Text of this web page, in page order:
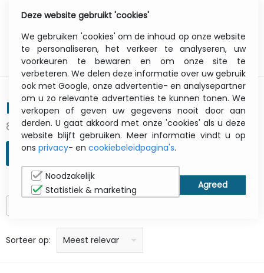
BROADCOM
81 gevonden resultaten
ZOEKOPDRACHT VERFIJNEN
Sorteer op: prijs: laag naar hoog
prijs: Hoog naar laag
Alfabetisch: A - Z
Alfabetisch: Z - A
Fabricant
Meest relevant
Deze website gebruikt 'cookies'
We gebruiken 'cookies' om de inhoud op onze website
te personaliseren, het verkeer te analyseren, uw
voorkeuren te bewaren en om onze site te
verbeteren. We delen deze informatie over uw gebruik
ook met Google, onze advertentie- en analysepartner
om u zo relevante advertenties te kunnen tonen. We
verkopen of geven uw gegevens nooit door aan
derden. U gaat akkoord met onze 'cookies' als u deze
website blijft gebruiken. Meer informatie vindt u op
ons privacy- en cookiebeleidpagina's.
Noodzakelijk
Statistiek & marketing